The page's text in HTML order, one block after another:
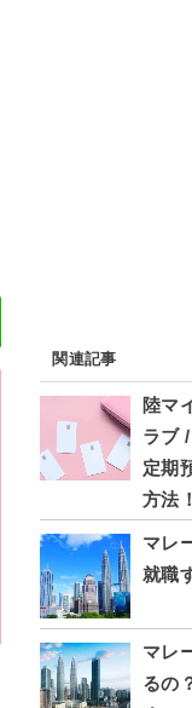
関連記事
陸マ
ラブ
定期
方法！
マレ
就職
マレ
るの